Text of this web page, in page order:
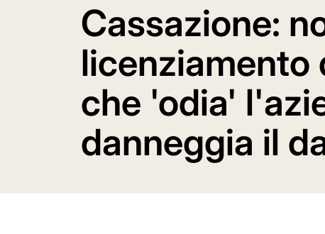
Cassazione:
licenziamento
che 'odia'
danneggia il